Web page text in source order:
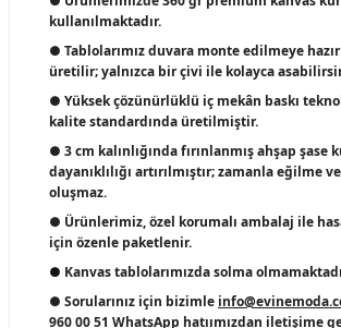
kullanılmaktadır.
● Tablolarımız duvara monte edilmeye
üretilir; yalnızca bir çivi ile kolayca
● Yüksek çözünürlüklü iç mekân baskı
kalite standardında üretilmiştir.
● 3 cm kalınlığında fırınlanmış ahşap şase
dayanıklılığı artırılmıştır; zamanla eğilme
oluşmaz.
● Ürünlerimiz, özel korumalı ambalaj ile
için özenle paketlenir.
● Kanvas tablolarımızda solma
● Sorularınız için bizimle
960 00 51 WhatsApp hatıımızdan iletişime